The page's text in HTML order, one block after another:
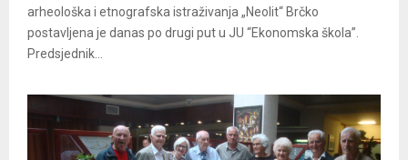
arheološka i etnografska istraživanja „Neolit“ Brčko
postavljena je danas po drugi put u JU “Ekonomska škola”.
Predsjednik...